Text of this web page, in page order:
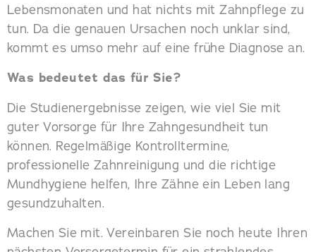
Lebensmonaten und hat nichts mit Zahnpflege zu
tun. Da die genauen Ursachen noch unklar sind,
kommt es umso mehr auf eine frühe Diagnose an.
Was bedeutet das für Sie?
Die Studienergebnisse zeigen, wie viel Sie mit
guter Vorsorge für Ihre Zahngesundheit tun
können. Regelmäßige Kontrolltermine,
professionelle Zahnreinigung und die richtige
Mundhygiene helfen, Ihre Zähne ein Leben lang
gesundzuhalten.
Machen Sie mit. Vereinbaren Sie noch heute Ihren